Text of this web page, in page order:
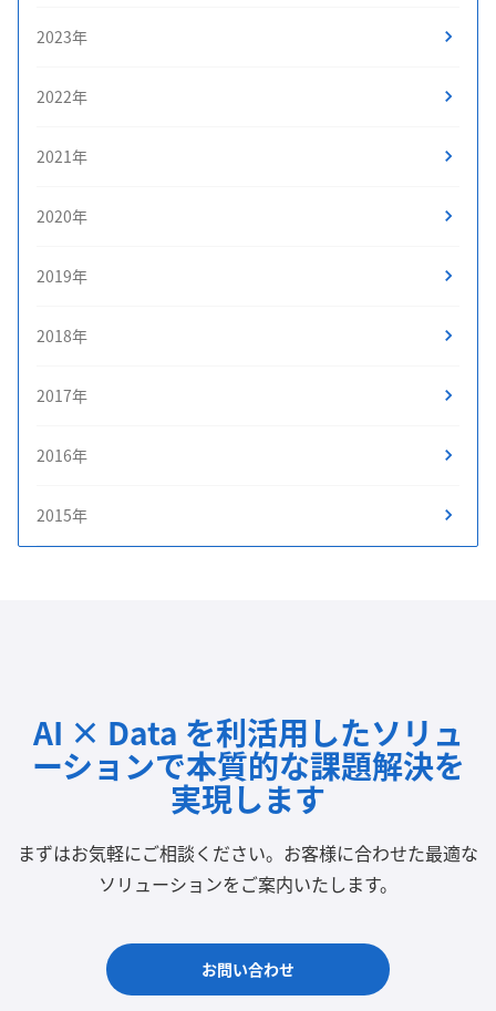
2023年
2022年
2021年
2020年
2019年
2018年
2017年
2016年
2015年
AI × Data を利活用したソリュ
ーションで本質的な課題解決を
実現します
まずはお気軽にご相談ください。 お客様に合わせた最適な
ソリューションをご案内いたします。
お問い合わせ